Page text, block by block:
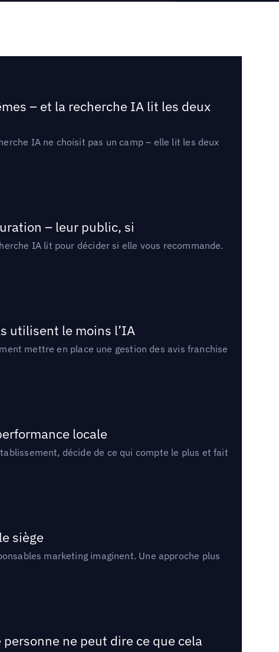
– et la recherche IA lit les deux
IA ne choisit pas un camp – elle lit les deux
– leur public, si
IA lit pour décider si elle vous recommande.
utilisent le moins l’IA
mettre en place une gestion des avis franchise
locale
décide de ce qui compte le plus et fait
siège
marketing imaginent. Une approche plus
ne peut dire ce que cela